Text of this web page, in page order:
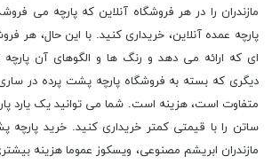
مازندران را در هر فروشگاه آنلاین که پارچه می
پارچه عمده آنلاین، خریداری کنید. با این حال، هر
ای که ارائه می دهد و رنگ ها و الگوهای آن
دیگری که بسته به فروشگاه پارچه پشت پرده در ساری
متفاوت است، هزینه است. شما می توانید یک یارد
ساتن را با قیمتی کمتر خریداری کنید. خرید
مازندران ابریشم مصنوعی، ویسکوز عموما هزینه